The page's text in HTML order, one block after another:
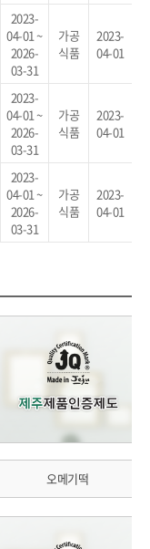
2023-
04-01 ~
2026-
03-31
가공
식품
2023-
04-01
2023-
04-01 ~
2026-
03-31
가공
식품
2023-
04-01
2023-
04-01 ~
2026-
03-31
가공
식품
2023-
04-01
오메기떡